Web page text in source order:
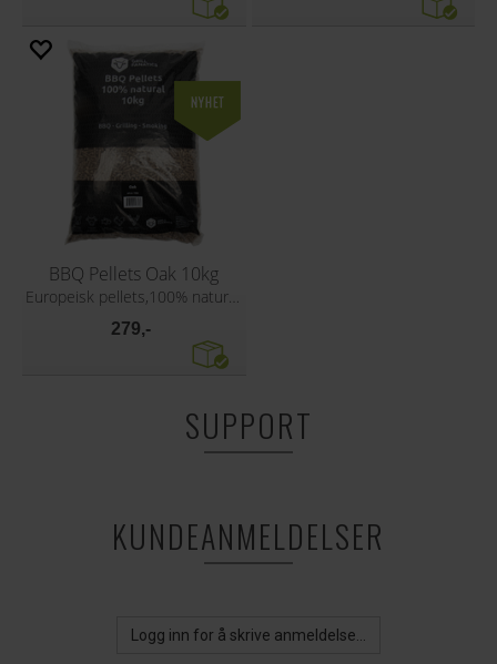
BBQ Pellets Oak 10kg
279,-
SUPPORT
KUNDEANMELDELSER
Logg inn for å skrive anmeldelse...